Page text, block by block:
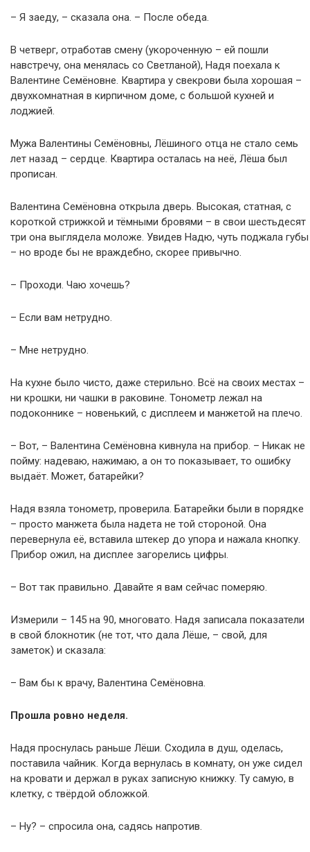
– Я заеду, – сказала она. – После обеда.
В четверг, отработав смену (укороченную – ей пошли
навстречу, она менялась со Светланой), Надя поехала к
Валентине Семёновне. Квартира у свекрови была хорошая –
двухкомнатная в кирпичном доме, с большой кухней и
лоджией.
Мужа Валентины Семёновны, Лёшиного отца не стало семь
лет назад – сердце. Квартира осталась на неё, Лёша был
прописан.
Валентина Семёновна открыла дверь. Высокая, статная, с
короткой стрижкой и тёмными бровями – в свои шестьдесят
три она выглядела моложе. Увидев Надю, чуть поджала губы
– но вроде бы не враждебно, скорее привычно.
– Проходи. Чаю хочешь?
– Если вам нетрудно.
– Мне нетрудно.
На кухне было чисто, даже стерильно. Всё на своих местах –
ни крошки, ни чашки в раковине. Тонометр лежал на
подоконнике – новенький, с дисплеем и манжетой на плечо.
– Вот, – Валентина Семёновна кивнула на прибор. – Никак не
пойму: надеваю, нажимаю, а он то показывает, то ошибку
выдаёт. Может, батарейки?
Надя взяла тонометр, проверила. Батарейки были в порядке
– просто манжета была надета не той стороной. Она
перевернула её, вставила штекер до упора и нажала кнопку.
Прибор ожил, на дисплее загорелись цифры.
– Вот так правильно. Давайте я вам сейчас померяю.
Измерили – 145 на 90, многовато. Надя записала показатели
в свой блокнотик (не тот, что дала Лёше, – свой, для
заметок) и сказала:
– Вам бы к врачу, Валентина Семёновна.
Прошла ровно неделя.
Надя проснулась раньше Лёши. Сходила в душ, оделась,
поставила чайник. Когда вернулась в комнату, он уже сидел
на кровати и держал в руках записную книжку. Ту самую, в
клетку, с твёрдой обложкой.
– Ну? – спросила она, садясь напротив.